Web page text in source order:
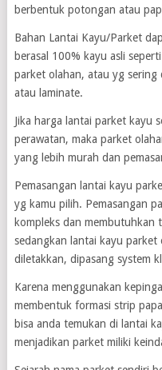
berbentuk potongan atau
Bahan Lantai Kayu/Parket
berasal 100% kayu asli
parket olahan, atau yg sering
atau laminate.
Jika harga lantai parket kayu
perawatan, maka parket
yang lebih murah dan
Pemasangan lantai kayu
yg kamu pilih. Pemasangan
kompleks dan membutuhkan
sedangkan lantai kayu parket
diletakkan, dipasang system
Karena menggunakan
membentuk formasi strip
bisa anda temukan di lantai
menjadikan parket miliki